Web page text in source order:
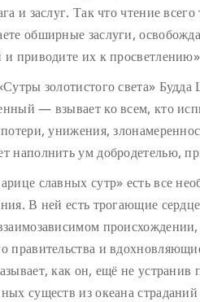
и заслуг. Так что чтение
обширные заслуги,
и приводите их к
золотистого света»
— взывает ко всем, кто
унижения,
наполнить ум добродетелью,
славных сутр» есть все
В ней есть трогающие
правительства и
как он, ещё не
существ из океана